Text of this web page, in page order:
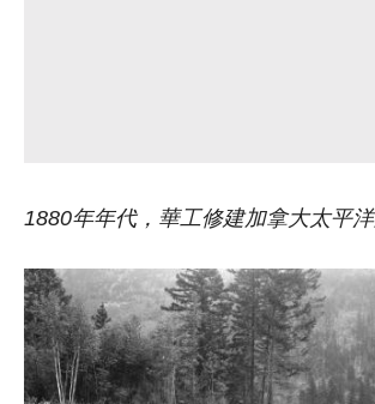
1880年年代，華工修建加拿大太平洋